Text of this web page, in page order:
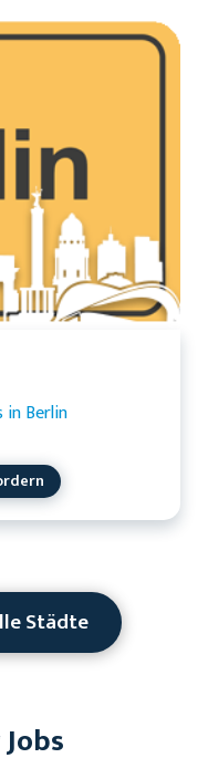
in Berlin
Städte